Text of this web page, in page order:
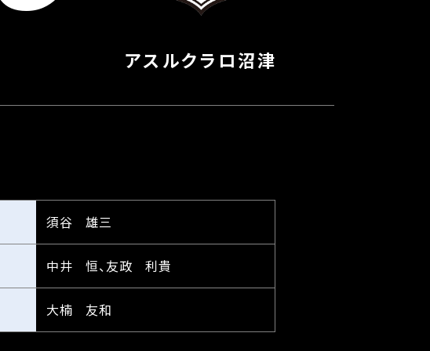
アスルクラロ沼津
須谷 雄三
中井 恒、友政 利貴
大楠 友和